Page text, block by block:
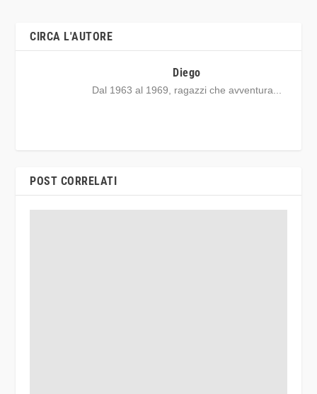
CIRCA L'AUTORE
Diego
Dal 1963 al 1969, ragazzi che avventura...
POST CORRELATI